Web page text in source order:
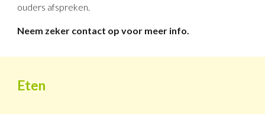
ouders afspreken.
Neem zeker contact op voor meer info.
Eten